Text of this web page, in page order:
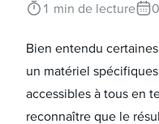
1 min de lecture
Bien entendu
un matériel
accessibles à tous en
reconnaître que le